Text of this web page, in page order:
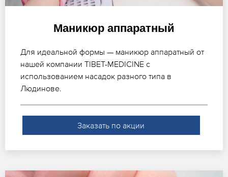
Маникюр аппаратный
Для идеальной формы — маникюр аппаратный от
нашей компании TIBET-MEDICINE с
использованием насадок разного типа в
Людинове.
Заказать по акции